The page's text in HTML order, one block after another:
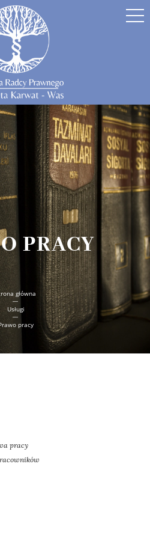
PRACY
główna
|
Usługi
|
pracy
pracy